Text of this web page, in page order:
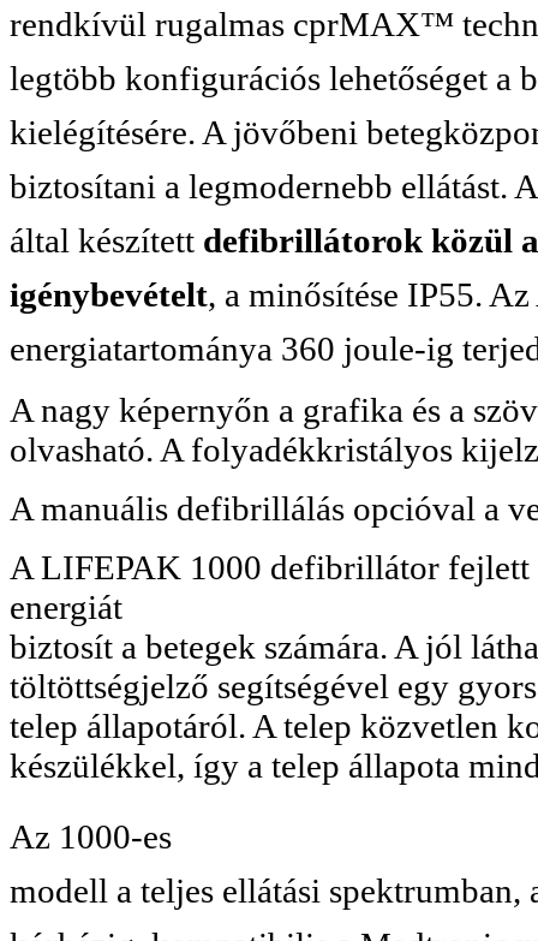
rendkívül rugalmas cprMAX™
legtöbb konfigurációs lehetőséget a
kielégítésére. A jövőbeni
biztosítani a legmodernebb ellátást.
által készített defibrillátorok közül
igénybevételt, a minősítése IP55.
energiatartománya 360 joule-ig
A nagy képernyőn a grafika és a
olvasható. A folyadékkristályos
A manuális defibrillálás opcióval a
A LIFEPAK 1000 defibrillátor fejlett
energiát
biztosít a betegek számára. A jól
töltöttségjelző segítségével egy
telep állapotáról. A telep közvetlen
készülékkel, így a telep állapota
Az 1000-es
modell a teljes ellátási spektrumban,